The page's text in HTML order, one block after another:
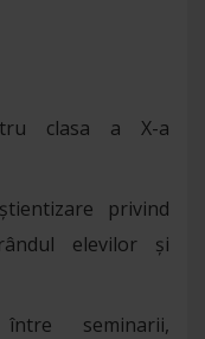
clasa a X-a
privind
elevilor și
seminarii,